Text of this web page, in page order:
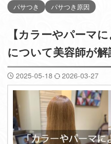
パサつき
パサつき原因
【カラーやパーマ
について美容師が解
2025-05-18 2026-03-27